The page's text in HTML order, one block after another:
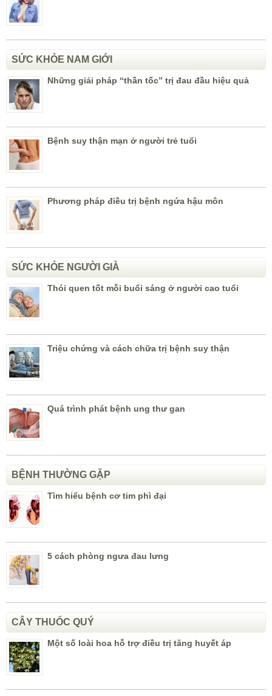
SỨC KHỎE NAM GIỚI
Những giải pháp “thần tốc” trị đau đầu hiệu quả
Bệnh suy thận mạn ở người trẻ tuổi
Phương pháp điều trị bệnh ngứa hậu môn
SỨC KHỎE NGƯỜI GIÀ
Thói quen tốt mỗi buổi sáng ở người cao tuổi
Triệu chứng và cách chữa trị bệnh suy thận
Quá trình phát bệnh ung thư gan
BỆNH THƯỜNG GẶP
Tìm hiểu bệnh cơ tim phì đại
5 cách phòng ngưa đau lưng
CÂY THUỐC QUÝ
Một số loài hoa hỗ trợ điều trị tăng huyết áp